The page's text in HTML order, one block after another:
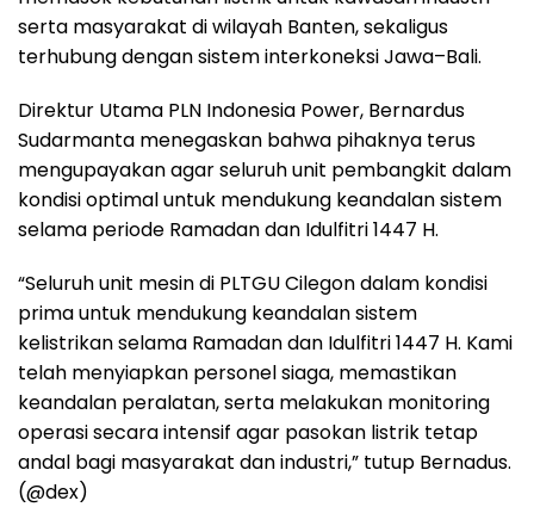
serta masyarakat di wilayah Banten, sekaligus
terhubung dengan sistem interkoneksi Jawa–Bali.
Direktur Utama PLN Indonesia Power, Bernardus
Sudarmanta menegaskan bahwa pihaknya terus
mengupayakan agar seluruh unit pembangkit dalam
kondisi optimal untuk mendukung keandalan sistem
selama periode Ramadan dan Idulfitri 1447 H.
“Seluruh unit mesin di PLTGU Cilegon dalam kondisi
prima untuk mendukung keandalan sistem
kelistrikan selama Ramadan dan Idulfitri 1447 H. Kami
telah menyiapkan personel siaga, memastikan
keandalan peralatan, serta melakukan monitoring
operasi secara intensif agar pasokan listrik tetap
andal bagi masyarakat dan industri,” tutup Bernadus.
(@dex)